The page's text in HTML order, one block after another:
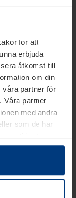
för att
erbjuda
åtkomst till
om din
våra partner för
Våra partner
med andra
som de har
av tjänsterna.
om de är
webbplatsen.
eller återkalla i